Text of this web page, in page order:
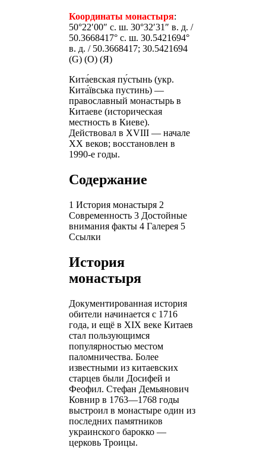
Координаты монастыря:
50°22′00″ с. ш. 30°32′31″ в. д. /
50.3668417° с. ш. 30.5421694°
в. д. / 50.3668417; 30.5421694
(G) (O) (Я)
Кита́евская пу́стынь (укр.
Кита́ївська пустинь) —
православный монастырь в
Китаеве (историческая
местность в Киеве).
Действовал в XVIII — начале
XX веков; восстановлен в
1990-е годы.
Содержание
1 История монастыря 2
Современность 3 Достойные
внимания факты 4 Галерея 5
Ссылки
История
монастыря
Документированная история
обители начинается с 1716
года, и ещё в XIX веке Китаев
стал пользующимся
популярностью местом
паломничества. Более
известными из китаевских
старцев были Досифей и
Феофил. Стефан Демьянович
Ковнир в 1763—1768 годы
выстроил в монастыре один из
последних памятников
украинского барокко —
церковь Троицы.